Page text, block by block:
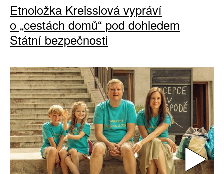
Etnoložka Kreisslová vypráví
o „cestách domů“ pod dohledem
Státní bezpečnosti